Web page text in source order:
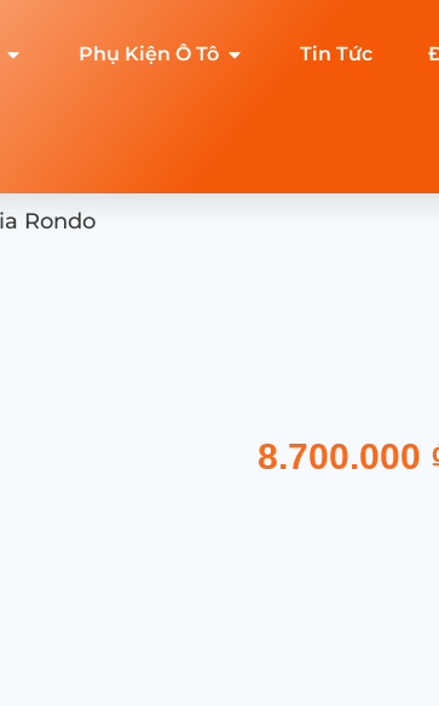
Phụ Kiện Ô Tô Tin Tức
Rondo
8.700.000